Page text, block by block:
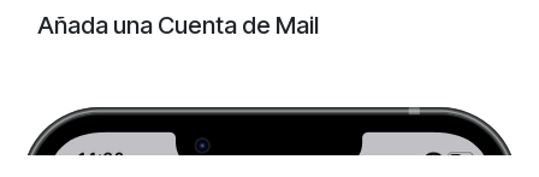
Añada una Cuenta de Mail